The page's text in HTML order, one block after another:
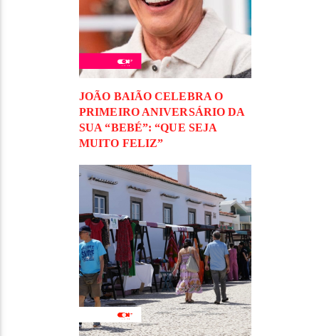
JOÃO BAIÃO CELEBRA O
PRIMEIRO ANIVERSÁRIO DA
SUA “BEBÉ”: “QUE SEJA
MUITO FELIZ”